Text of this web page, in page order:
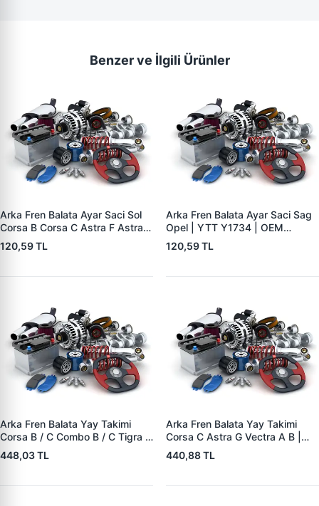
Benzer ve İlgili Ürünler
Arka Fren Balata Ayar Saci Sol
Corsa B Corsa C Astra F Astra G
Astra H Vectra B Tigra B | YTT
Y1735 | OEM 556440
120,59 TL
Arka Fren Balata Ayar Saci Sag
Opel | YTT Y1734 | OEM
556441
120,59 TL
Arka Fren Balata Yay Takimi
Corsa B / C Combo B / C Tigra A
| YTT Y1727 | OEM 1605988
448,03 TL
Arka Fren Balata Yay Takimi
Corsa C Astra G Vectra A B |
YTT Y1726 | OEM 1605985
440,88 TL